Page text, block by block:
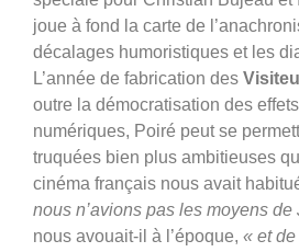
joue à fond la carte de
décalages humoristiques et les
L’année de fabrication des
outre la démocratisation des
numériques, Poiré peut se
truquées bien plus ambitieuses
cinéma français nous avait
nous n’avions pas les moyens
nous avouait-il à l’époque, « et